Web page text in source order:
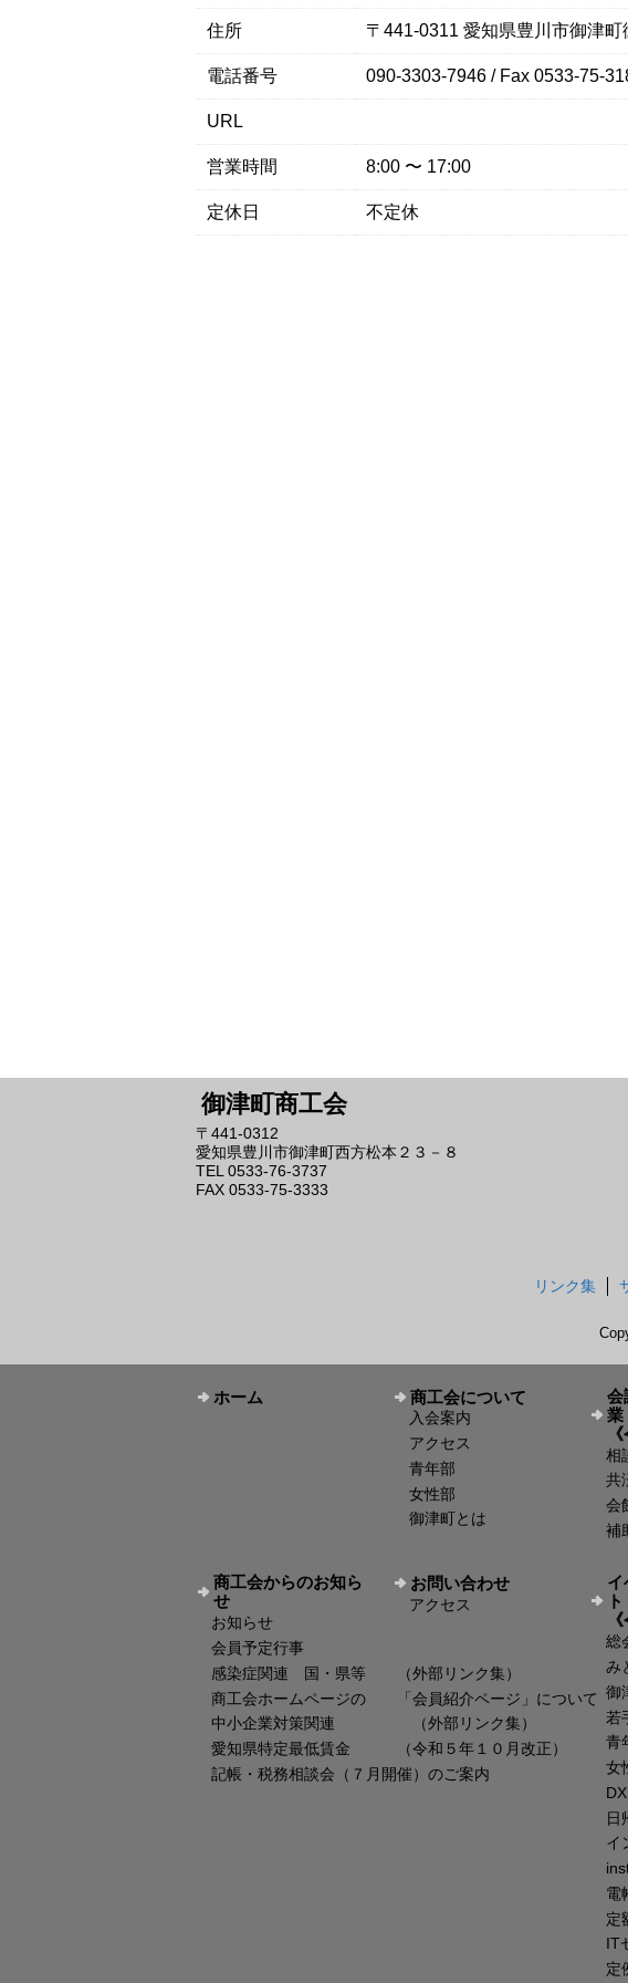
住所 〒441-0311 愛知県豊川市御津町
電話番号 090-3303-7946 / Fax 0533-75-
URL
営業時間 8:00 〜 17:00
定休日 不定休
御津町商工会
〒441-0312
愛知県豊川市御津町西方松本２３－８
TEL 0533-76-3737
FAX 0533-75-3333
リンク集
ホーム 商工会について
入会案内
アクセス
青年部
女性部
御津町とは
会
相
共
会
補
商工会からのお知ら
せ
お知らせ
会員予定行事
感染症関連 国・県等 （外部リンク集）
商工会ホームページの 「会員紹介ページ」について
中小企業対策関連 （外部リンク集）
愛知県特定最低賃金 （令和５年１０月改正）
記帳・税務相談会（７月開催）のご案内
お問い合わせ
アクセス
イ
総
み
御
若
青
女
日
イ
電
定
IT
定